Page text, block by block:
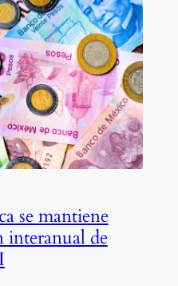
se mantiene
interanual de